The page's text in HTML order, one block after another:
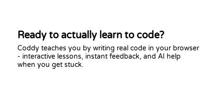
Ready to actually learn to code?
Coddy teaches you by writing real code in your browser
- interactive lessons, instant feedback, and AI help
when you get stuck.